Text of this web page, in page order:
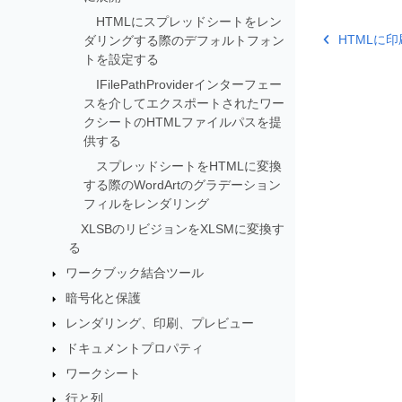
HTMLにスプレッドシートをレン
ダリングする際のデフォルトフォン
トを設定する
IFilePathProviderインターフェー
スを介してエクスポートされたワー
クシートのHTMLファイルパスを提
供する
スプレッドシートをHTMLに変換
する際のWordArtのグラデーション
フィルをレンダリング
XLSBのリビジョンをXLSMに変換す
る
ワークブック結合ツール
暗号化と保護
レンダリング、印刷、プレビュー
ドキュメントプロパティ
ワークシート
行と列
HTMLに印